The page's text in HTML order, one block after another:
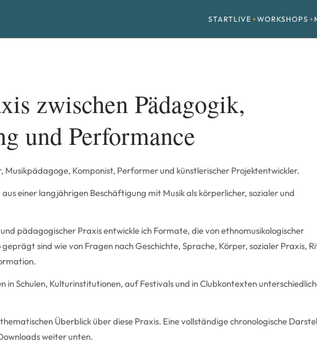
STARTLIVE WORKSHOPS
zwischen Pädagogik,
und Performance
Musikpädagoge, Komponist, Performer und künstlerischer Projektentwickler.
einer langjährigen Beschäftigung mit Musik als körperlicher, sozialer und
pädagogischer Praxis entwickle ich Formate, die von ethnomusikologischer
sind wie von Fragen nach Geschichte, Sprache, Körper, sozialer Praxis,
in Schulen, Kulturinstitutionen, auf Festivals und in Clubkontexten
Überblick über diese Praxis. Eine vollständige chronologische
weiter unten.